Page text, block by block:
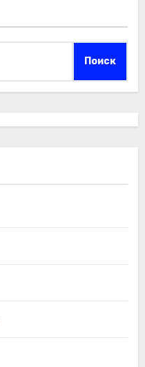
Поиск